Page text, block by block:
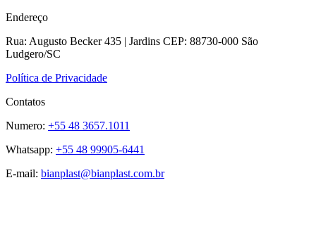
Endereço
Rua: Augusto Becker 435 | Jardins CEP: 88730-000 São
Ludgero/SC
Política de Privacidade
Contatos
Numero: +55 48 3657.1011
Whatsapp: +55 48 99905-6441
E-mail: bianplast@bianplast.com.br